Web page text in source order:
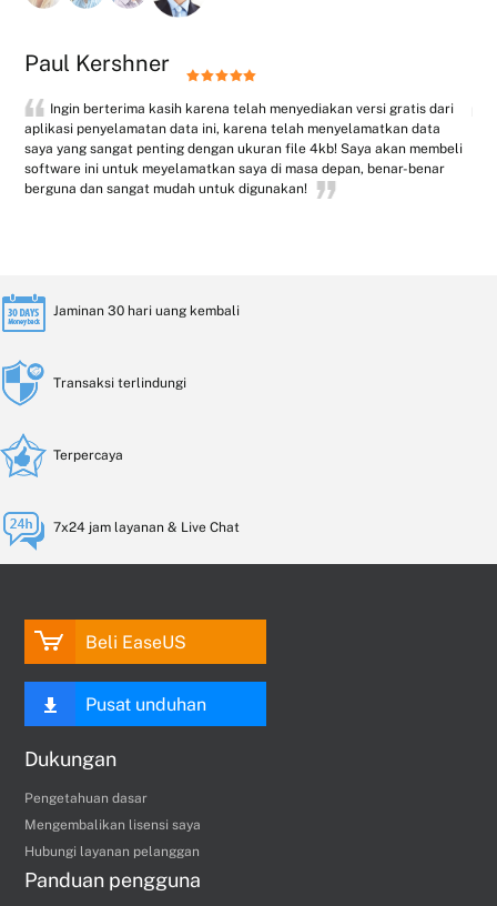
Paul Kershner
Ingin berterima kasih karena telah menyediakan versi gratis dari
aplikasi penyelamatan data ini, karena telah menyelamatkan data
saya yang sangat penting dengan ukuran file 4kb! Saya akan membeli
software ini untuk meyelamatkan saya di masa depan, benar-benar
berguna dan sangat mudah untuk digunakan!
Jaminan 30 hari uang kembali
Transaksi terlindungi
Terpercaya
7x24 jam layanan & Live Chat
Beli EaseUS
Pusat unduhan
Dukungan
Pengetahuan dasar
Mengembalikan lisensi saya
Hubungi layanan pelanggan
Panduan pengguna